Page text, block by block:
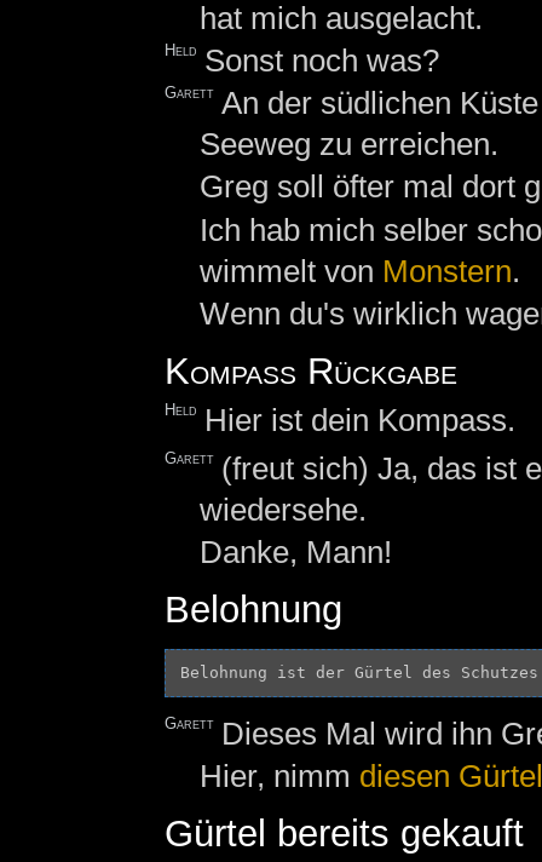
hat mich ausgelacht.
Held Sonst noch was?
Garett An der südlichen
Seeweg zu erreichen.
Greg soll öfter mal dort
Ich hab mich selber
wimmelt von Monstern.
Wenn du's wirklich
Kompass Rückgabe
Held Hier ist dein Kompass.
Garett (freut sich) Ja, das ist
wiedersehe.
Danke, Mann!
Belohnung
Garett Dieses Mal wird ihn
Hier, nimm diesen Gürtel
Gürtel bereits gekauft